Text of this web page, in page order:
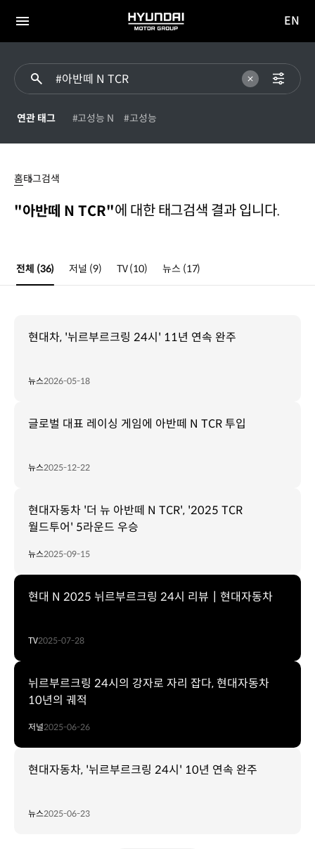
전체
HYUNDAI
MOTOR
이동
EN
연관 태그 #고성능 N #고성능
홈태그검색
"아반떼 N TCR"에 대한 태그검색 결과 입니다.
전체 (36) 저널 (9) TV(10) 뉴스 (17)
현대차, '뉘르부르크링 24시' 11년 연속 완주
뉴스2026-05-18
글로벌 대표 레이싱 게임에 아반떼 N TCR 투입
뉴스2025-12-22
현대자동차 '더 뉴 아반떼 N TCR', '2025 TCR
월드투어' 5라운드 우승
뉴스2025-09-15
현대 N 2025 뉘르부르크링 24시 리뷰┃현대자동차
TV2025-07-28
뉘르부르크링 24시의 강자로 자리 잡다, 현대자동차
10년의 궤적
저널2025-06-26
현대자동차, '뉘르부르크링 24시' 10년 연속 완주
뉴스2025-06-23